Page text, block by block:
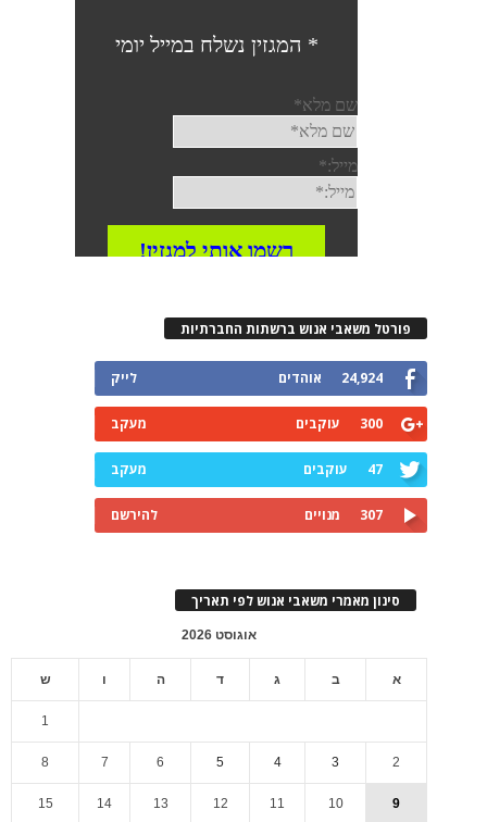
פורטל משאבי אנוש ברשתות החברתיות
24,924 אוהדים לייק
300 עוקבים מעקב
47 עוקבים מעקב
307 מנויים להירשם
סינון מאמרי משאבי אנוש לפי תאריך
אוגוסט 2026
א ב ג ד ה ו ש
1
2
3
4
5
6
7
8
9
10
11
12
13
14
15